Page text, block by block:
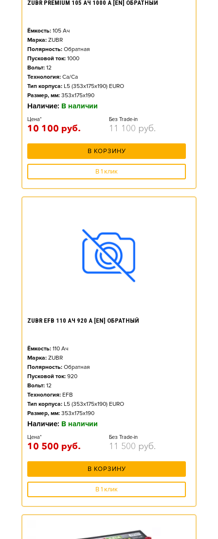
ZUBR PREMIUM 105 АЧ 1000 А [EN] ОБРАТНЫЙ
Ёмкость: 105 Ач
Марка: ZUBR
Полярность: Обратная
Пусковой ток: 1000
Вольт: 12
Технология: Ca/Ca
Тип корпуса: L5 (353x175x190) EURO
Размер, мм: 353x175x190
Наличие: В наличии
Цена*
10 100 руб.
Без Trade-in
11 100 руб.
В КОРЗИНУ
В 1 клик
ZUBR EFB 110 АЧ 920 А [EN] ОБРАТНЫЙ
Ёмкость: 110 Ач
Марка: ZUBR
Полярность: Обратная
Пусковой ток: 920
Вольт: 12
Технология: EFB
Тип корпуса: L5 (353x175x190) EURO
Размер, мм: 353x175x190
Наличие: В наличии
Цена*
10 500 руб.
Без Trade-in
11 500 руб.
В КОРЗИНУ
В 1 клик